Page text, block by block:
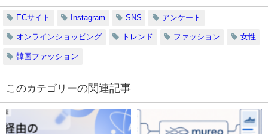
ECサイト Instagram SNS アンケート
オンラインショッピング トレンド ファッション 女性
韓国ファッション
の関連記事